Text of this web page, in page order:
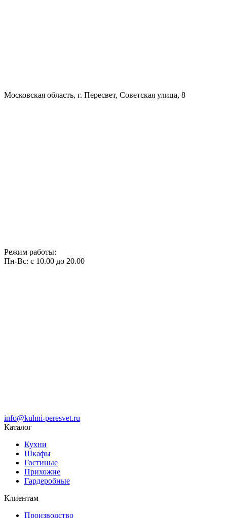
Московская область, г. Пересвет, Советская улица, 8
Режим работы:
Пн-Вс: с 10.00 до 20.00
info@kuhni-peresvet.ru
Каталог
Кухни
Шкафы
Гостиные
Прихожие
Гардеробные
Клиентам
Производство